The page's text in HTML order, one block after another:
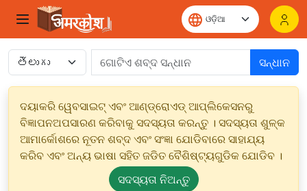
ସନ୍ଧାନ
ଦୟାକରି ୱେବସାଇଟ୍ ଏବଂ ଆଣ୍ଡ୍ରୋଏଡ୍ ଆପ୍ଲିକେସନରୁ
ବିଜ୍ଞାପନଅପସାରଣ କରିବାକୁ ସଦସ୍ୟତା କରନ୍ତୁ । ସଦସ୍ୟତା ଶୁଳ୍କ
ଆମାର୍କୋଶରେ ନୂତନ ଶବ୍ଦ ଏବଂ ସଂଜ୍ଞା ଯୋଡିବାରେ ସାହାଯ୍ୟ
କରିବ ଏବଂ ଅନ୍ୟ ଭାଷା ସହିତ ଜଡିତ ବୈଶିଷ୍ଟ୍ୟଗୁଡିକ ଯୋଡିବ ।
ସଦସ୍ୟତା ନିଅନ୍ତୁ